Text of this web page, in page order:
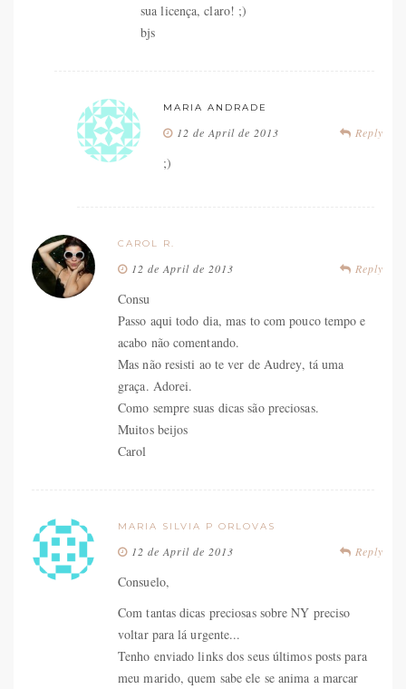
sua licença, claro! ;)
bjs
MARIA ANDRADE
Reply
12 de April de 2013
;)
CAROL R.
Reply
12 de April de 2013
Consu
Passo aqui todo dia, mas to com pouco tempo e
acabo não comentando.
Mas não resisti ao te ver de Audrey, tá uma
graça. Adorei.
Como sempre suas dicas são preciosas.
Muitos beijos
Carol
MARIA SILVIA P ORLOVAS
Reply
12 de April de 2013
Consuelo,
Com tantas dicas preciosas sobre NY preciso
voltar para lá urgente...
Tenho enviado links dos seus últimos posts para
meu marido, quem sabe ele se anima a marcar